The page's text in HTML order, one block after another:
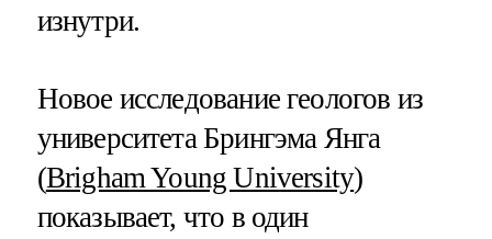
изнутри.
Новое исследование геологов из
университета Брингэма Янга
(Brigham Young University)
показывает, что в один